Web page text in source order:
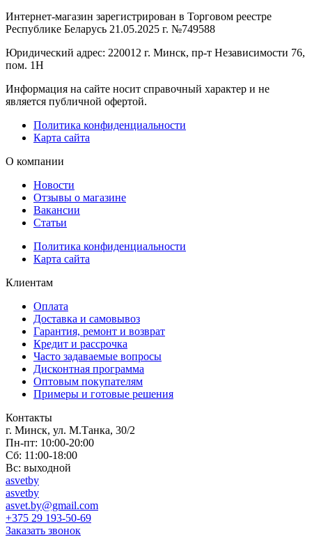
Интернет-магазин зарегистрирован в Торговом реестре
Республике Беларусь 21.05.2025 г. №749588
Юридический адрес: 220012 г. Минск, пр-т Независимости 76,
пом. 1Н
Информация на сайте носит справочный характер и не
является публичной офертой.
Политика конфиденциальности
Карта сайта
О компании
Новости
Отзывы о магазине
Вакансии
Статьи
Политика конфиденциальности
Карта сайта
Клиентам
Оплата
Доставка и самовывоз
Гарантия, ремонт и возврат
Кредит и рассрочка
Часто задаваемые вопросы
Дисконтная программа
Оптовым покупателям
Примеры и готовые решения
Контакты
г. Минск, ул. М.Танка, 30/2
Пн-пт: 10:00-20:00
Сб: 11:00-18:00
Вс: выходной
asvetby
asvetby
asvet.by@gmail.com
+375 29 193-50-69
Заказать звонок